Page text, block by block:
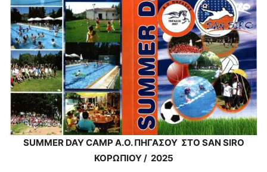
SUMMER DAY CAMP Α.O. ΠΗΓΑΣΟΥ ΣΤΟ SAN SIRO
ΚΟΡΩΠΙΟΥ / 2025